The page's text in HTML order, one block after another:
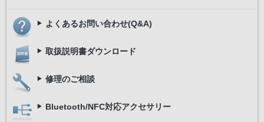
よくあるお問い合わせ(Q&A)
取扱説明書ダウンロード
修理のご相談
Bluetooth/NFC対応アクセサリー